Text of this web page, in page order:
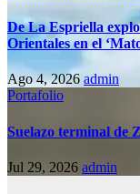
De La Espriella
Orientales en el
Ago 4, 2026 admin
Portafolio
Suelazo terminal de
Jul 29, 2026 admin